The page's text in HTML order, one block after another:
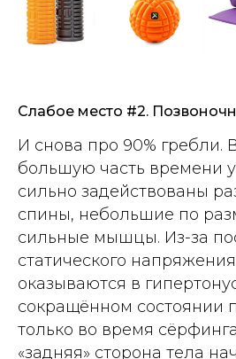
Слабое место #2.
И снова про 90% гребли.
большую часть времени
сильно задействованы
спины, небольшие по
сильные мышцы. Из-за
статического
оказываются в
сокращённом состоянии
только во время
«задняя» сторона тела